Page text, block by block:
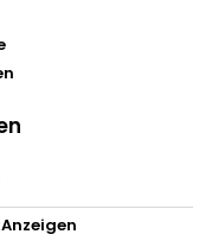
Anzeigen